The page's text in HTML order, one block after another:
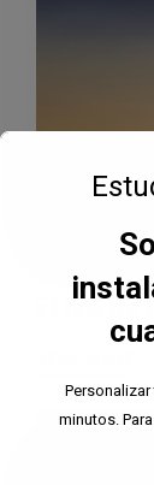
El IVA
minutos.